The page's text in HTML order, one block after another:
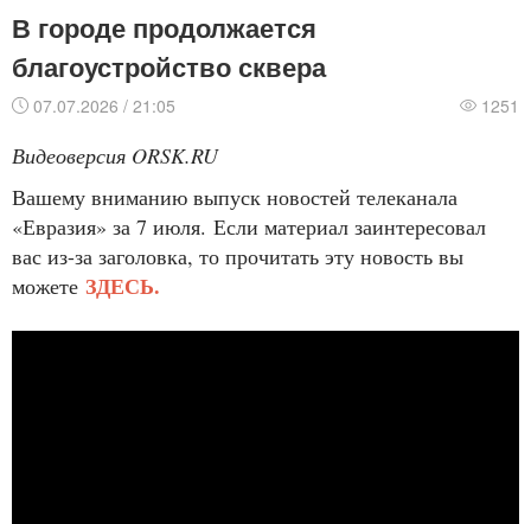
В городе продолжается
благоустройство сквера
07.07.2026 / 21:05 1251
Видеоверсия ORSK.RU
Вашему вниманию выпуск новостей телеканала
«Евразия» за 7 июля. Если материал заинтересовал
вас из-за заголовка, то прочитать эту новость вы
можете ЗДЕСЬ.